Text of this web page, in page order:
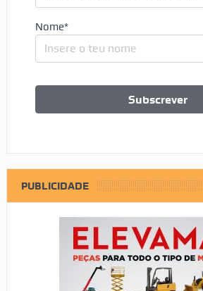
Nome*
PUBLICIDADE